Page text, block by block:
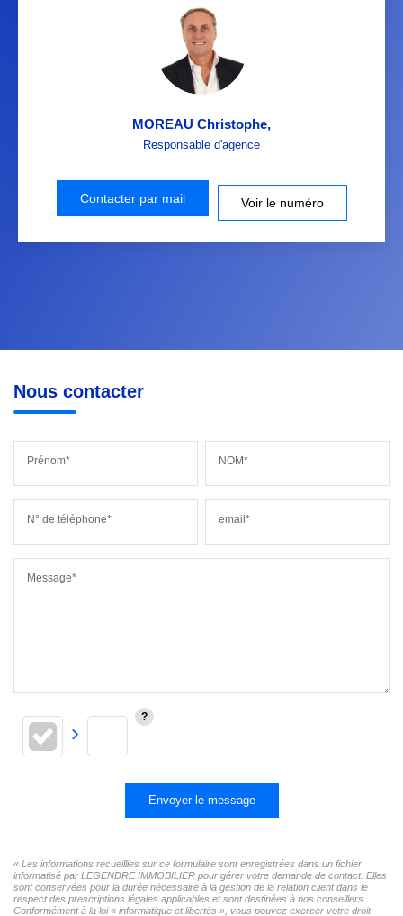
MOREAU Christophe,
Responsable d'agence
Contacter par mail Voir le numéro
Nous contacter
Prénom* NOM*
N° de téléphone* email*
Message*
Envoyer le message
« Les informations recueillies sur ce formulaire sont enregistrées dans un fichier
informatisé par LEGENDRE IMMOBILIER pour gérer votre demande de contact. Elles
sont conservées pour la durée nécessaire à la gestion de la relation client dans le
respect des prescriptions légales applicables et sont destinées à nos conseillers
Conformément à la loi « informatique et libertés », vous pouvez exercer votre droit